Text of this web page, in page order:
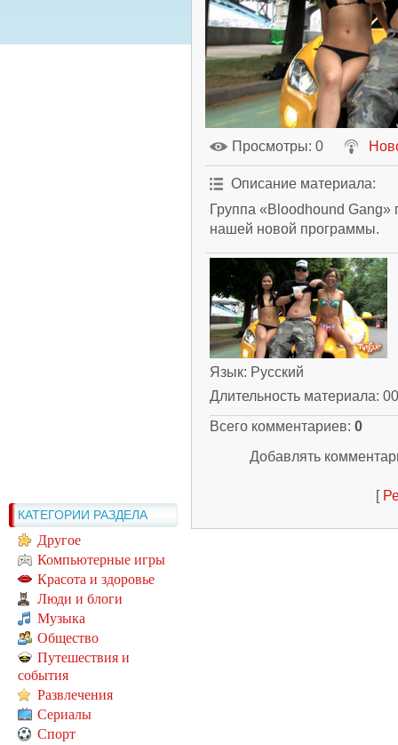
КАТЕГОРИИ РАЗДЕЛА
Другое
Компьютерные игры
Красота и здоровье
Люди и блоги
Музыка
Общество
Путешествия и
события
Развлечения
Сериалы
Спорт
Просмотры: 0
Описание материала:
Группа «Bloodhound Gang»
нашей новой программы.
Язык: Русский
Длительность материала:
Всего комментариев: 0
Добавлять
[